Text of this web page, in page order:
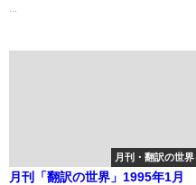
月刊・翻訳の世界
月刊「翻訳の世界」1995年1月